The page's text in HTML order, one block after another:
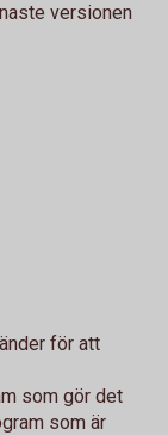
versionen
för att
som gör det
som är